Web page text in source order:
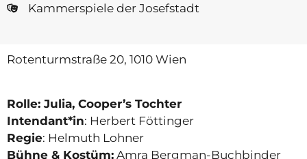
Kammerspiele der Josefstadt
Rotenturmstraße 20, 1010 Wien
Rolle: Julia, Cooper’s Tochter
Intendant*in: Herbert Föttinger
Regie: Helmuth Lohner
Bühne & Kostüm: Amra Bergman-Buchbinder